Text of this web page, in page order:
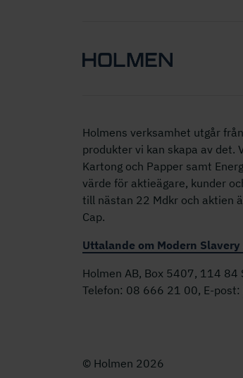
Holmens verksamhet utgår
produkter vi kan skapa av det.
Kartong och Papper samt
värde för aktieägare, kunder
till nästan 22 Mdkr och aktien
Cap.
Uttalande om Modern Slavery
Holmen AB, Box 5407, 114 84
Telefon: 08 666 21 00, E-post:
© Holmen 2026